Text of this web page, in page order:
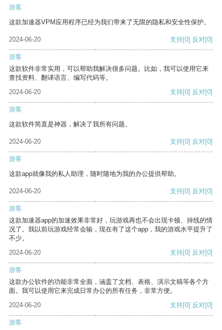
游客
这款加速器VPM应用程序已经为我们带来了无限的隐私和安全性保护。
2024-06-20 支持[0] 反对[0]
游客
这款软件非常实用，可以帮助我解决很多问题。比如，我可以使用它来
查找资料、翻译语言、编写代码等。
2024-06-20
支持[0] 反对[0]
游客
这款软件简直是神器，解决了我所有问题。
2024-06-20 支持[0] 反对[0]
游客
这款app就像我的私人助理，随时随地为我的办公提供帮助。
2024-06-20 支持[0] 反对[0]
游客
这款加速器app的加速效果非常好，玩游戏再也不会出现卡顿、掉线的情
况了。我以前玩游戏经常会输，现在有了这个app，我的游戏水平提升了
不少。
2024-06-20
支持[0] 反对[0]
游客
这款办公软件的功能非常全面，涵盖了文档、表格、演示文稿等各个方
面。我可以使用它来完成日常办公的所有任务，非常方便。
2024-06-20
支持[0] 反对[0]
游客